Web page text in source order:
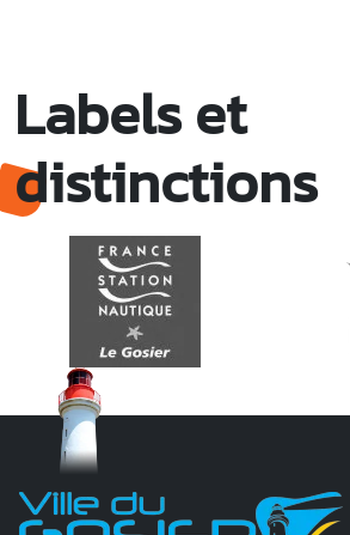
Labels et
distinctions